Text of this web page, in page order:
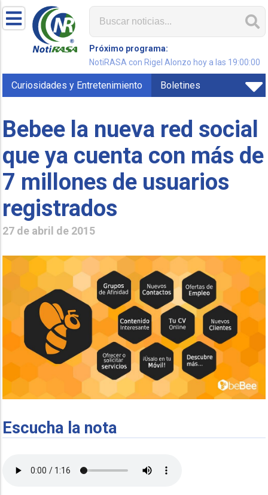
Próximo programa:
NotiRASA con Rigel Alonzo hoy a las 19:00:00
Curiosidades y Entretenimiento Boletines
Bebee la nueva red social
que ya cuenta con más de
7 millones de usuarios
registrados
27 de abril de 2015
Escucha la nota